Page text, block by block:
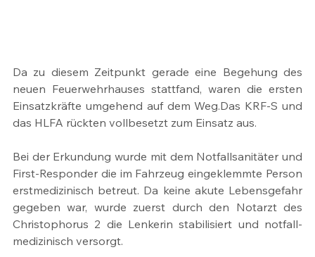
Da zu diesem Zeitpunkt gerade eine Begehung des
neuen Feuerwehrhauses stattfand, waren die ersten
Einsatzkräfte umgehend auf dem Weg.Das KRF-S und
das HLFA rückten vollbesetzt zum Einsatz aus.
Bei der Erkundung wurde mit dem Notfallsanitäter und
First-Responder die im Fahrzeug eingeklemmte Person
erstmedizinisch betreut. Da keine akute Lebensgefahr
gegeben war, wurde zuerst durch den Notarzt des
Christophorus 2 die Lenkerin stabilisiert und notfall-
medizinisch versorgt.